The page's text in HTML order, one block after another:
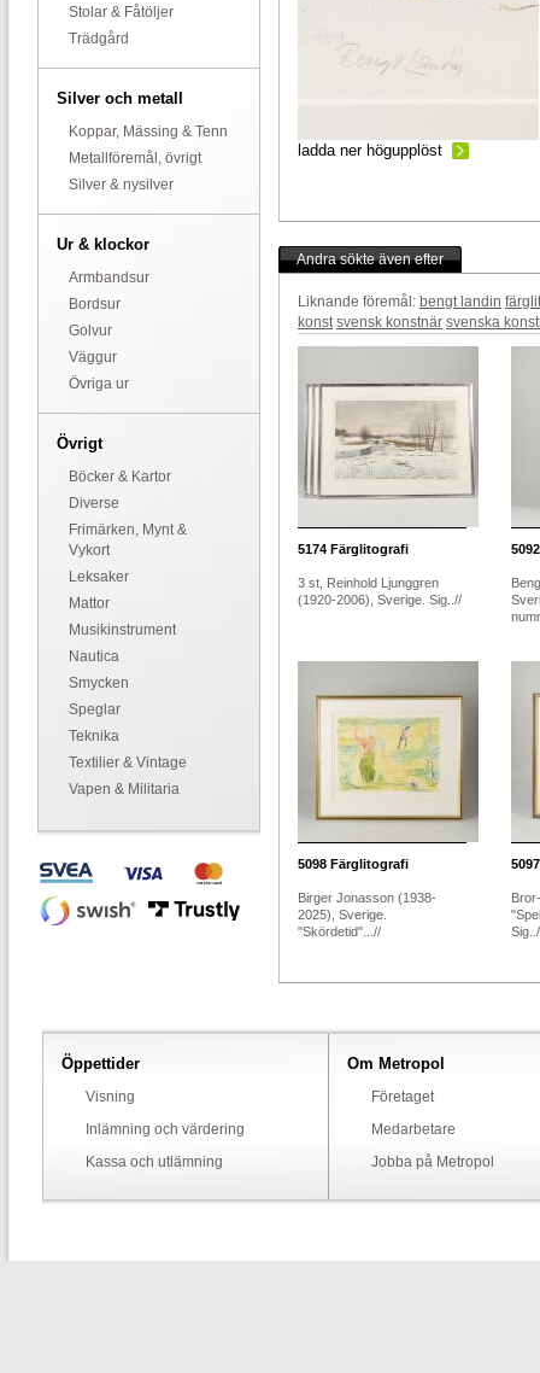
Stolar & Fåtöljer
Trädgård
Silver och metall
Koppar, Mässing & Tenn
Metallföremål, övrigt
Silver & nysilver
Ur & klockor
Armbandsur
Bordsur
Golvur
Väggur
Övriga ur
Övrigt
Böcker & Kartor
Diverse
Frimärken, Mynt &
Vykort
Leksaker
Mattor
Musikinstrument
Nautica
Smycken
Speglar
Teknika
Textilier & Vintage
Vapen & Militaria
ladda ner högupplöst
Andra sökte även efter
Liknande föremål: bengt landin
konst svensk konstnär svenska
5174 Färglitografi
3 st, Reinhold Ljunggren
(1920-2006), Sverige. Sig..//
5092
5098 Färglitografi
Birger Jonasson (1938-
2025), Sverige.
"Skördetid"...//
5097
Öppettider
Visning
Inlämning och värdering
Kassa och utlämning
Om Metropol
Företaget
Medarbetare
Jobba på Metropol